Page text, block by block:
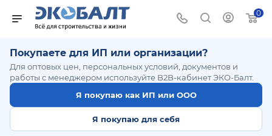
0
Покупаете для ИП или организации?
Для оптовых цен, персональных условий, документов и
работы с менеджером используйте B2B-кабинет ЭКО-Балт.
Я покупаю как ИП или ООО
Я покупаю для себя